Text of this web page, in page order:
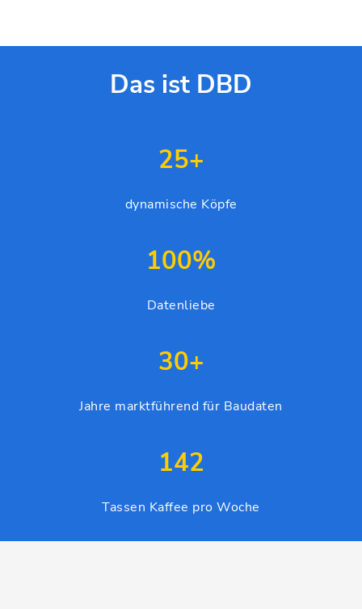
Das ist DBD
25+
dynamische Köpfe
100%
Datenliebe
30+
Jahre marktführend für Baudaten
142
Tassen Kaffee pro Woche